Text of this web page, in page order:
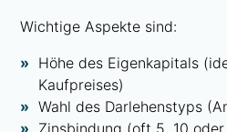
Wichtige Aspekte sind:
Höhe des Eigenkapitals
Kaufpreises)
Wahl des Darlehenstyps
Zinsbindung (oft 5, 10 oder